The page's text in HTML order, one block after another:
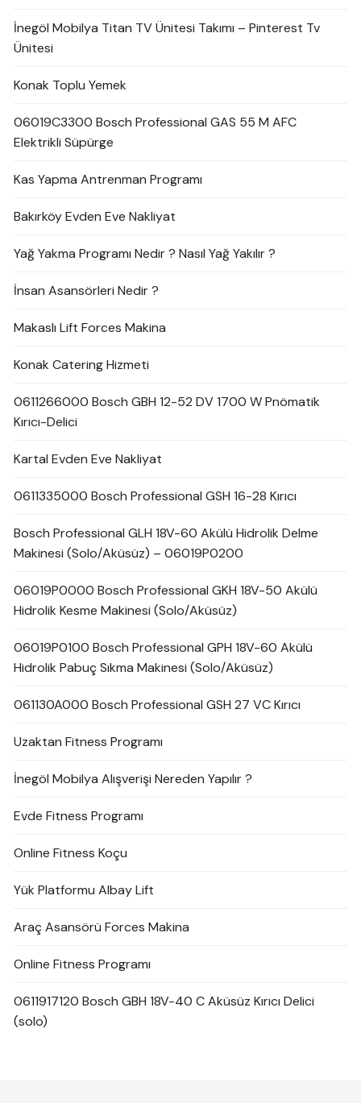
İnegöl Mobilya Titan TV Ünitesi Takımı – Pinterest Tv
Ünitesi
Konak Toplu Yemek
06019C3300 Bosch Professional GAS 55 M AFC
Elektrikli Süpürge
Kas Yapma Antrenman Programı
Bakırköy Evden Eve Nakliyat
Yağ Yakma Programı Nedir ? Nasıl Yağ Yakılır ?
İnsan Asansörleri Nedir ?
Makaslı Lift Forces Makina
Konak Catering Hizmeti
0611266000 Bosch GBH 12-52 DV 1700 W Pnömatik
Kırıcı-Delici
Kartal Evden Eve Nakliyat
0611335000 Bosch Professional GSH 16-28 Kırıcı
Bosch Professional GLH 18V-60 Akülü Hidrolik Delme
Makinesi (Solo/Aküsüz) – 06019P0200
06019P0000 Bosch Professional GKH 18V-50 Akülü
Hidrolik Kesme Makinesi (Solo/Aküsüz)
06019P0100 Bosch Professional GPH 18V-60 Akülü
Hidrolik Pabuç Sıkma Makinesi (Solo/Aküsüz)
061130A000 Bosch Professional GSH 27 VC Kırıcı
Uzaktan Fitness Programı
İnegöl Mobilya Alışverişi Nereden Yapılır ?
Evde Fitness Programı
Online Fitness Koçu
Yük Platformu Albay Lift
Araç Asansörü Forces Makina
Online Fitness Programı
0611917120 Bosch GBH 18V-40 C Aküsüz Kırıcı Delici
(solo)